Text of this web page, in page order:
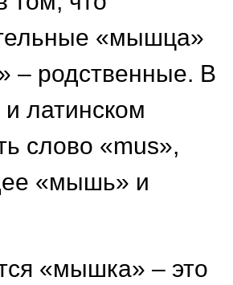
«мышца»
– родственные. В
и латинском
слово «mus»,
«мышь» и
«мышка» – это